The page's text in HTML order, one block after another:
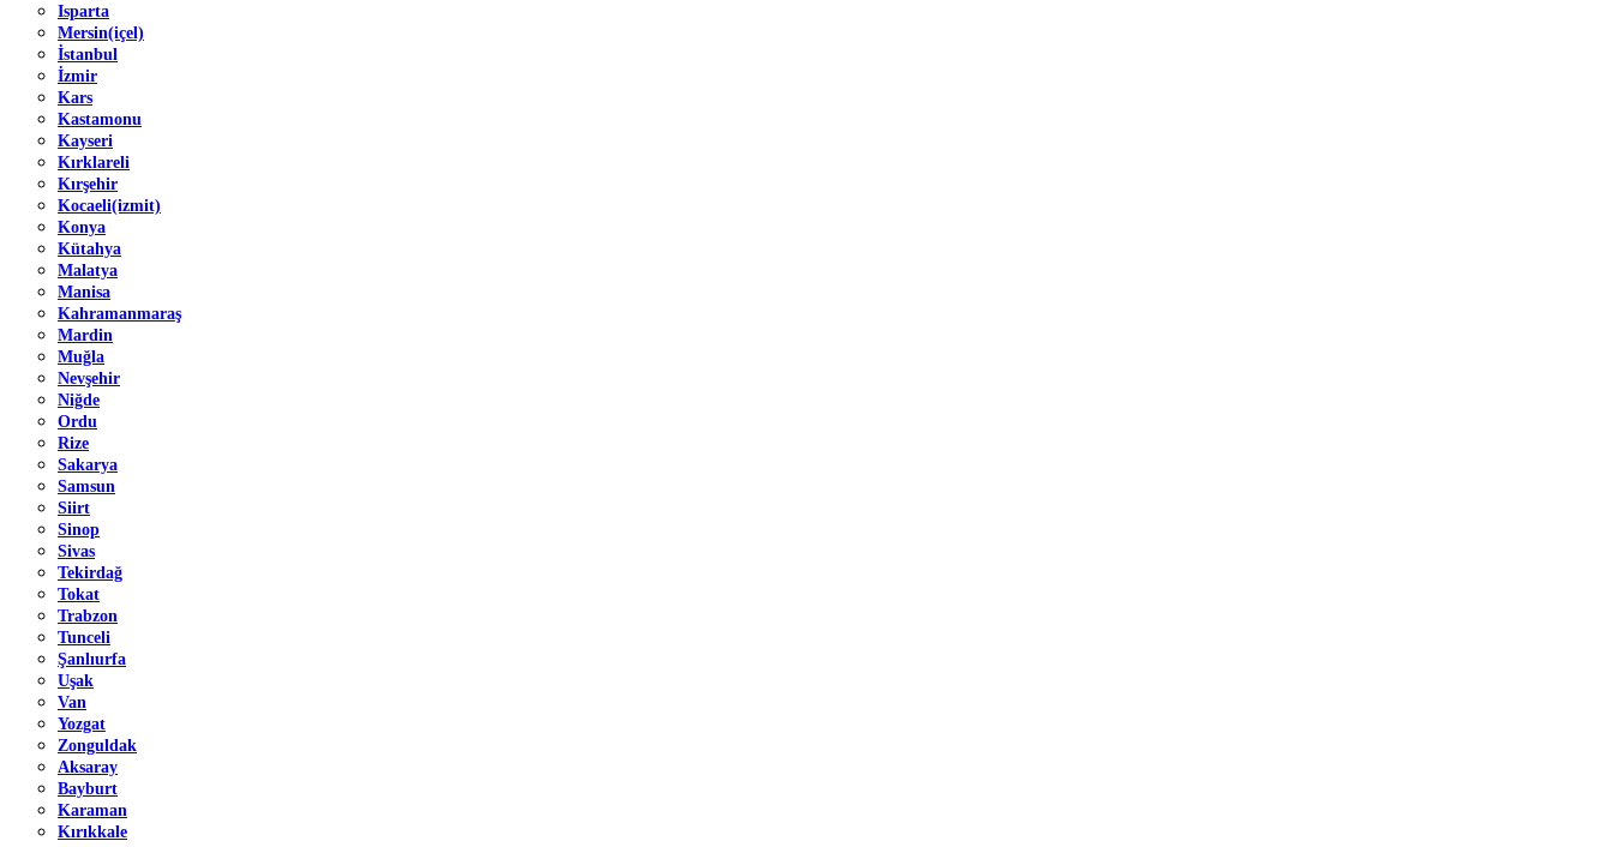
Isparta
Mersin(içel)
İstanbul
İzmir
Kars
Kastamonu
Kayseri
Kırklareli
Kırşehir
Kocaeli(izmit)
Konya
Kütahya
Malatya
Manisa
Kahramanmaraş
Mardin
Muğla
Nevşehir
Niğde
Ordu
Rize
Sakarya
Samsun
Siirt
Sinop
Sivas
Tekirdağ
Tokat
Trabzon
Tunceli
Şanlıurfa
Uşak
Van
Yozgat
Zonguldak
Aksaray
Bayburt
Karaman
Kırıkkale